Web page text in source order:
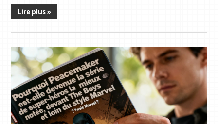
Lire plus »